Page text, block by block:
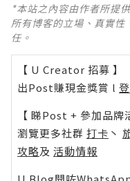
*本站之內容由作者所提
所有博客的立場、真實
任。
【 U Creator 招募 】
出Post賺現金獎賞 l
【 睇Post + 參加品牌
瀏覽更多社群 打卡 丶
攻略及 活動情報